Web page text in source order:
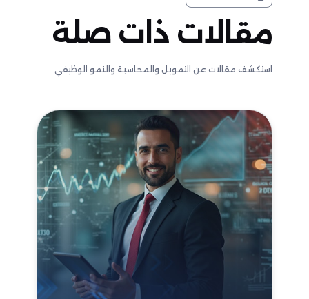
مقالات ذات صلة
استكشف مقالات عن التمويل والمحاسبة والنمو الوظيفي